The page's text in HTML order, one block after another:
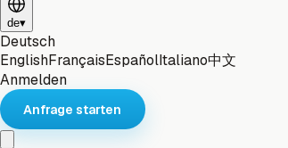
de▾
Deutsch
EnglishFrançaisEspañolItaliano中文
Anmelden
Anfrage starten